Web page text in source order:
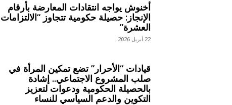
أخنوش يواجه انتقادات المعارضة بأرقام
الإنجاز: حصيلة حكومية تتجاوز “الالتزامات
العشرة”
22 أبريل 2026
قيادات “الأحرار” تضع تمكين المرأة في
صلب المشروع الاجتماعي.. إشادة
بالحصيلة الحكومية ودعوات لتعزيز
التكوين والدعم السياسي للنساء